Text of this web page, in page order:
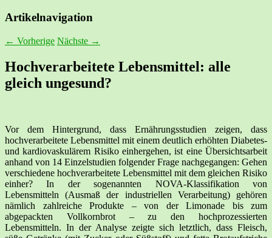
Artikelnavigation
← Vorherige Nächste →
Hochverarbeitete Lebensmittel: alle
gleich ungesund?
Vor dem Hintergrund, dass Ernährungsstudien zeigen, dass
hochverarbeitete Lebensmittel mit einem deutlich erhöhten Diabetes-
und kardiovaskulärem Risiko einhergehen, ist eine Übersichtsarbeit
anhand von 14 Einzelstudien folgender Frage nachgegangen: Gehen
verschiedene hochverarbeitete Lebensmittel mit dem gleichen Risiko
einher? In der sogenannten NOVA-Klassifikation von
Lebensmitteln (Ausmaß der industriellen Verarbeitung) gehören
nämlich zahlreiche Produkte – von der Limonade bis zum
abgepackten Vollkornbrot – zu den hochprozessierten
Lebensmitteln. In der Analyse zeigte sich letztlich, dass Fleisch,